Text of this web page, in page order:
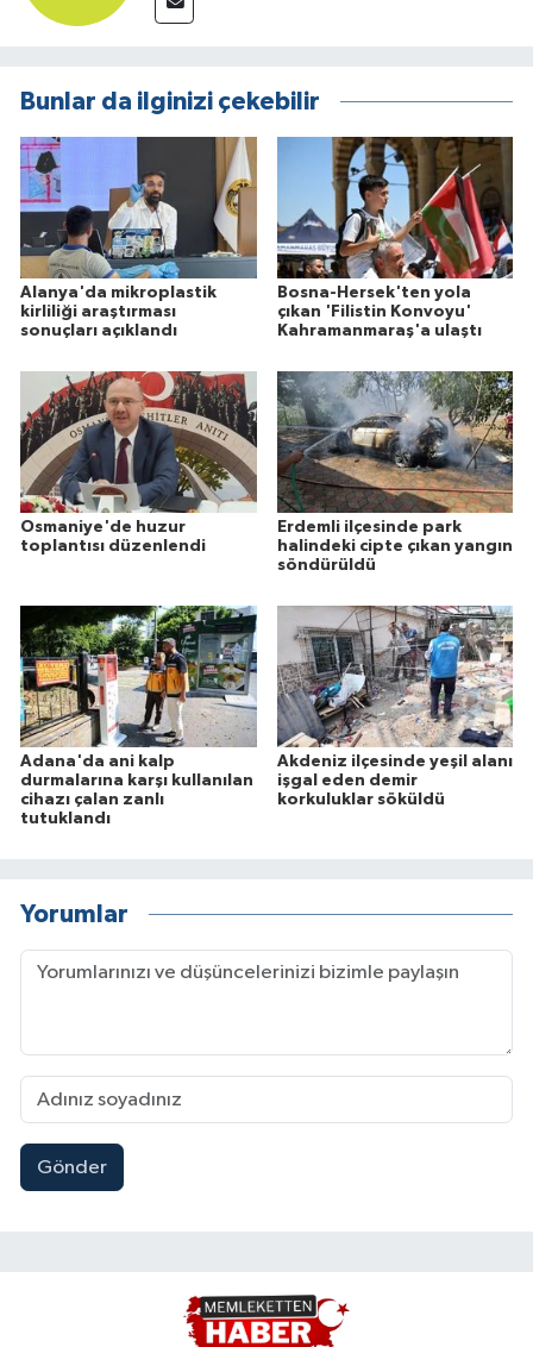
Bunlar da ilginizi çekebilir
Alanya'da mikroplastik
kirliliği araştırması
sonuçları açıklandı
Bosna-Hersek'ten yola
çıkan 'Filistin Konvoyu'
Kahramanmaraş'a ulaştı
Osmaniye'de huzur
toplantısı düzenlendi
Erdemli ilçesinde park
halindeki cipte çıkan yangın
söndürüldü
Adana'da ani kalp
durmalarına karşı kullanılan
cihazı çalan zanlı
tutuklandı
Akdeniz ilçesinde yeşil alanı
işgal eden demir
korkuluklar söküldü
Yorumlar
Gönder